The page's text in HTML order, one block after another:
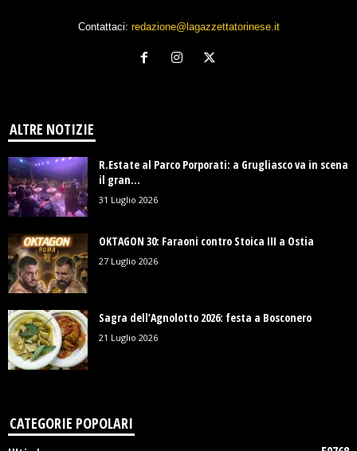
Contattaci: redazione@lagazzettatorinese.it
ALTRE NOTIZIE
R.Estate al Parco Porporati: a Grugliasco va in scena
il gran...
31 Luglio 2026
OKTAGON 30: Faraoni contro Stoica III a Ostia
27 Luglio 2026
Sagra dell’Agnolotto 2026: festa a Bosconero
21 Luglio 2026
CATEGORIE POPOLARI